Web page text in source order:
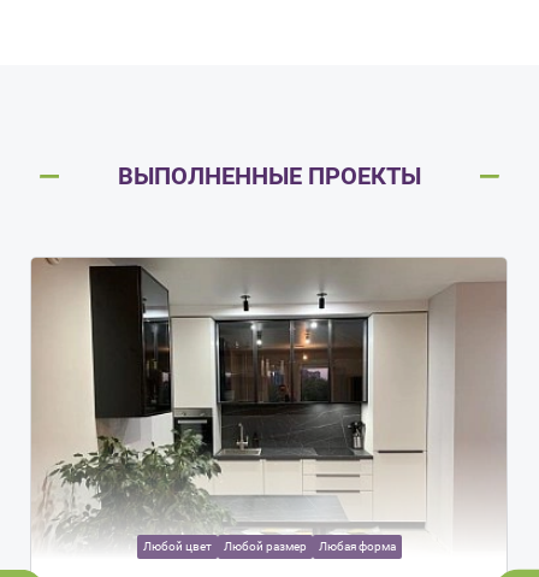
ВЫПОЛНЕННЫЕ ПРОЕКТЫ
Любой цвет Любой размер Любая форма